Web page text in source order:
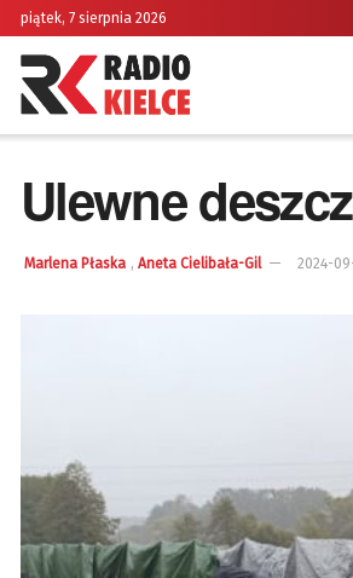
piątek, 7 sierpnia 2026
Ulewne
Marlena Płaska , Aneta Cielibała-Gil 2024-